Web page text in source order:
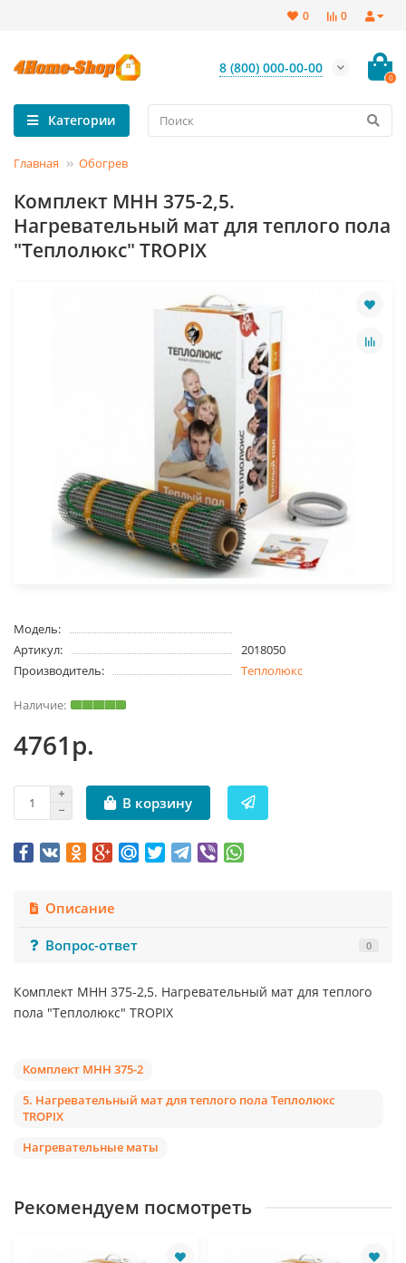
0
0
8 (800) 000-00-00
0
Категории
Главная Обогрев
Комплект МНН 375-2,5.
Нагревательный мат для теплого пола
"Теплолюкс" TROPIX
Модель:
Артикул:
2018050
Производитель:
Теплолюкс
4761р.
В корзину
Описание
Вопрос-ответ
0
Комплект МНН 375-2,5. Нагревательный мат для теплого
пола "Теплолюкс" TROPIX
Комплект МНН 375-2
5. Нагревательный мат для теплого пола Теплолюкс
TROPIX
Нагревательные маты
Рекомендуем посмотреть